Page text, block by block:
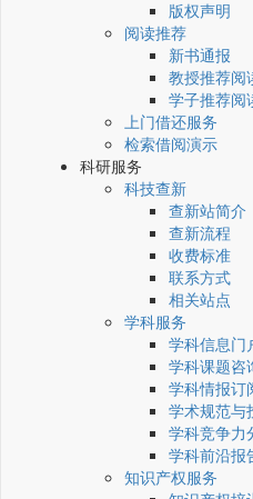
版权声明
阅读推荐
新书通报
教授推荐阅
学子推荐阅
上门借还服务
检索借阅演示
科研服务
科技查新
查新站简介
查新流程
收费标准
联系方式
相关站点
学科服务
学科信息门
学科课题咨
学科情报订
学术规范与
学科竞争力
学科前沿报
知识产权服务